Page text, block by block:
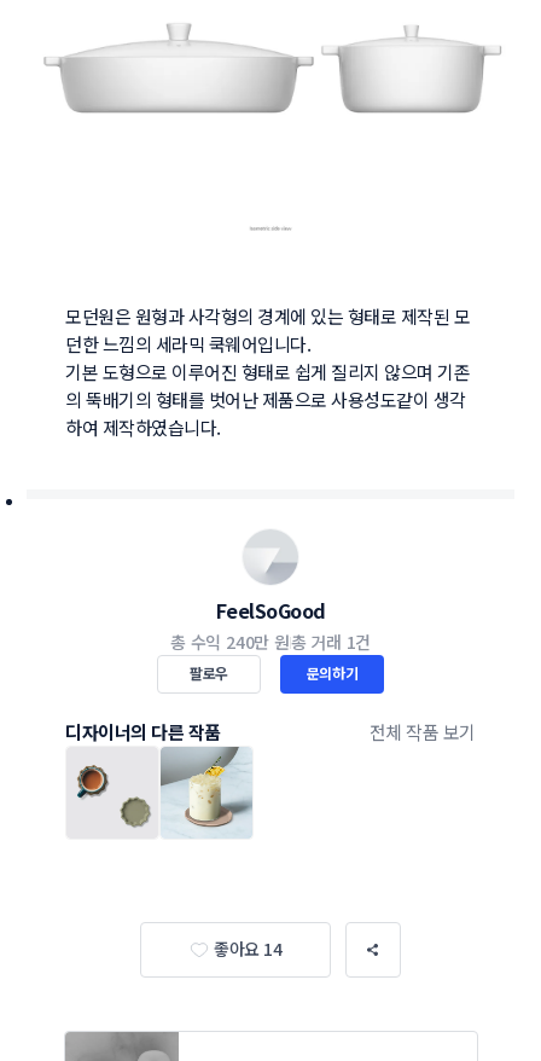
모던원은 원형과 사각형의 경계에 있는 형태로 제작된 모
던한 느낌의 세라믹 쿡웨어입니다.
기본 도형으로 이루어진 형태로 쉽게 질리지 않으며 기존
의 뚝배기의 형태를 벗어난 제품으로 사용성도같이 생각
하여 제작하였습니다.
FeelSoGood
총 수익 240만 원총 거래 1건
팔로우 문의하기
디자이너의 다른 작품 전체 작품 보기
좋아요 14